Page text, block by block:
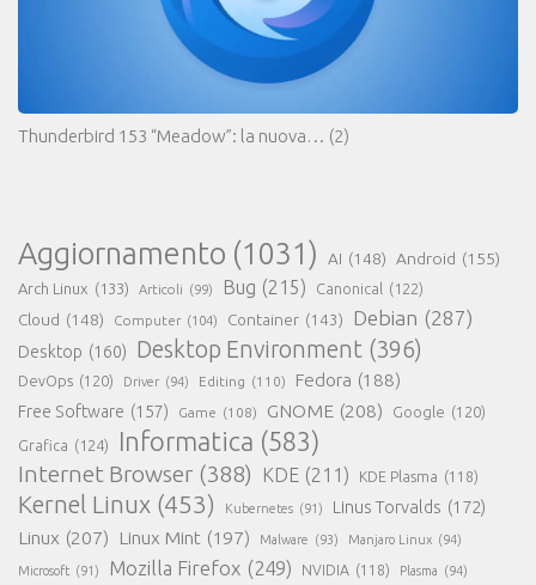
Thunderbird 153 “Meadow”: la nuova… (2)
Aggiornamento (1031) AI (148) Android (155)
Arch Linux (133) Articoli (99) Bug (215) Canonical (122)
Cloud (148) Computer (104) Container (143) Debian (287)
Desktop (160) Desktop Environment (396)
DevOps (120) Driver (94) Editing (110) Fedora (188)
Free Software (157) Game (108) GNOME (208) Google (120)
Grafica (124) Informatica (583)
Internet Browser (388) KDE (211) KDE Plasma (118)
Kernel Linux (453) Kubernetes (91) Linus Torvalds (172)
Linux (207) Linux Mint (197) Malware (93) Manjaro Linux (94)
Microsoft (91) Mozilla Firefox (249) NVIDIA (118) Plasma (94)